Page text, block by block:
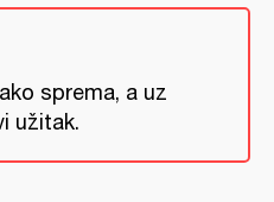
sprema, a uz
užitak.